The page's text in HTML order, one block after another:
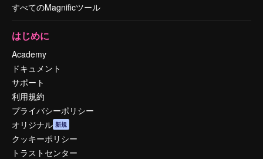
すべてのMagnificツール
はじめに
Academy
ドキュメント
サポート
利用規約
プライバシーポリシー
オリジナル 新規
クッキーポリシー
トラストセンター